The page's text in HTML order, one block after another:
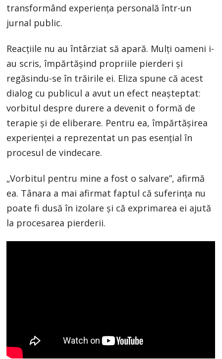
transformând experiența personală într-un
jurnal public.
Reacțiile nu au întârziat să apară. Mulți oameni i-
au scris, împărtășind propriile pierderi și
regăsindu-se în trăirile ei. Eliza spune că acest
dialog cu publicul a avut un efect neașteptat:
vorbitul despre durere a devenit o formă de
terapie și de eliberare. Pentru ea, împărtășirea
experienței a reprezentat un pas esențial în
procesul de vindecare.
„Vorbitul pentru mine a fost o salvare”, afirmă
ea. Tânara a mai afirmat faptul că suferința nu
poate fi dusă în izolare și că exprimarea ei ajută
la procesarea pierderii.